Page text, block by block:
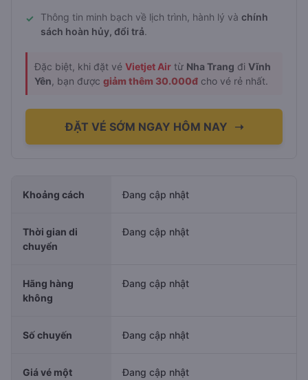
✓ Thông tin minh bạch về lịch trình, hành lý và chính
sách hoàn hủy, đổi trả.
Đặc biệt, khi đặt vé Vietjet Air từ Nha Trang đi Vĩnh
Yên , bạn được giảm thêm 30.000đ cho vé rẻ nhất.
ĐẶT VÉ SỚM NGAY HÔM NAY ➝
Khoảng cách Đang cập nhật
Thời gian di
chuyển
Đang cập nhật
Hãng hàng
không
Đang cập nhật
Số chuyến Đang cập nhật
Giá vé một
Đang cập nhật